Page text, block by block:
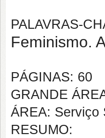
PALAVRAS-
Feminismo.
PÁGINAS: 60
GRANDE
ÁREA: Serviço
RESUMO: